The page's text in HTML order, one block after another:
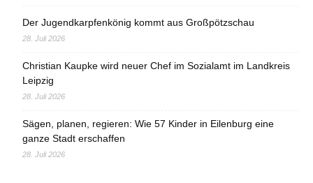
Der Jugendkarpfenkönig kommt aus Großpötzschau
28. Juli 2026
Christian Kaupke wird neuer Chef im Sozialamt im Landkreis
Leipzig
28. Juli 2026
Sägen, planen, regieren: Wie 57 Kinder in Eilenburg eine
ganze Stadt erschaffen
28. Juli 2026